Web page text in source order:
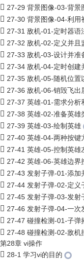
27-29 背景图像-03-背景
27-30 背景图像-04-利用
27-31 敌机-01-定时器语
27-32 敌机-02-定义并且
27-33 敌机-03-设计并准
27-34 敌机-04-定时创建
27-35 敌机-05-随机位置
27-36 敌机-06-销毁飞出
27-37 英雄-01-需求分析
27-38 英雄-02-准备英雄
27-39 英雄-03-绘制英雄
27-40 英雄-04-两种按键
27-41 英雄-05-控制英雄
27-42 英雄-06-英雄边界
27-43 发射子弹-01-添加
27-44 发射子弹-02-定义
27-45 发射子弹-03-发射
27-46 发射子弹-04-一次
27-47 碰撞检测-01-子弹
27-48 碰撞检测-02-敌机
第28章 vi操作
28-1 学习vi的目的